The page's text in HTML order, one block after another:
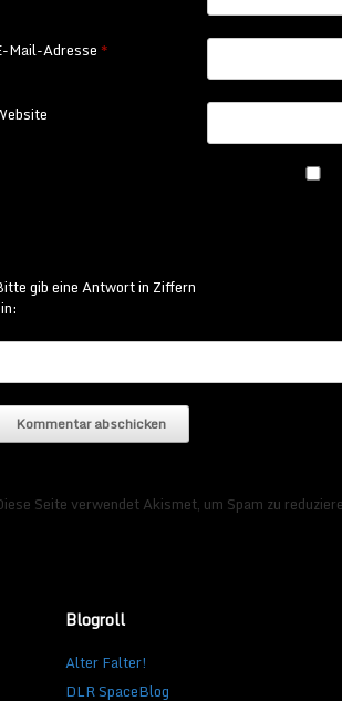
Mail-Adresse*
gib eine Antwort in Ziffern
Seite verwendet Akismet, um Spam zu
Blogroll
Alter Falter!
DLR SpaceBlog